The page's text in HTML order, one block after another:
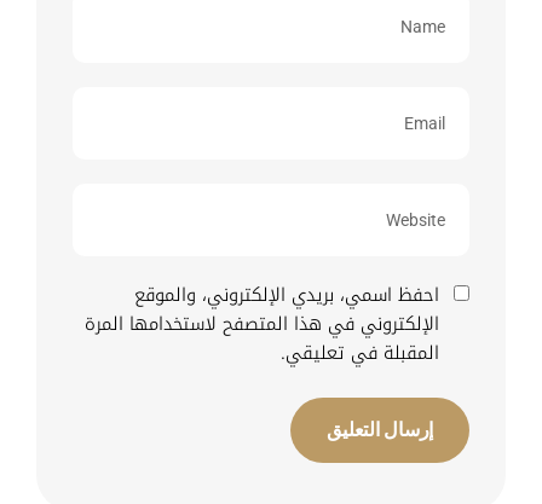
احفظ اسمي، بريدي الإلكتروني، والموقع
الإلكتروني في هذا المتصفح لاستخدامها المرة
المقبلة في تعليقي.